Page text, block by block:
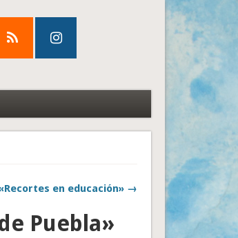
en educación» →
Puebla»